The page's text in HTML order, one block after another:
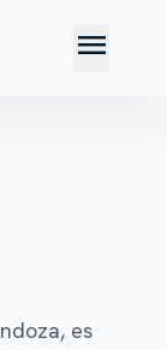
menu
es